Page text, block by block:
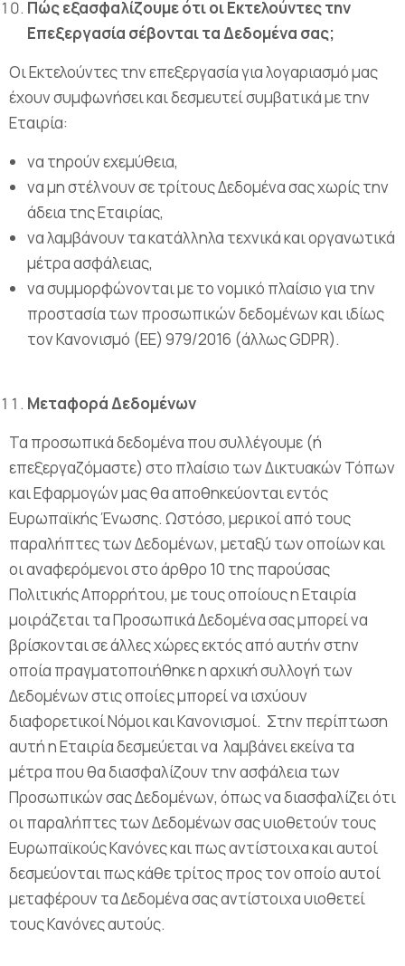
Πώς εξασφαλίζουμε ότι οι Εκτελούντες την
Επεξεργασία σέβονται τα Δεδομένα σας;
Οι Εκτελούντες την επεξεργασία για λογαριασμό μας
έχουν συμφωνήσει και δεσμευτεί συμβατικά με την
Εταιρία:
να τηρούν εχεμύθεια,
να μη στέλνουν σε τρίτους Δεδομένα σας χωρίς την
άδεια της Εταιρίας,
να λαμβάνουν τα κατάλληλα τεχνικά και οργανωτικά
μέτρα ασφάλειας,
να συμμορφώνονται με το νομικό πλαίσιο για την
προστασία των προσωπικών δεδομένων και ιδίως
τον Κανονισμό (ΕΕ) 979/2016 (άλλως GDPR).
Μεταφορά Δεδομένων
Τα προσωπικά δεδομένα που συλλέγουμε (ή
επεξεργαζόμαστε) στο πλαίσιο των Δικτυακών Τόπων
και Εφαρμογών μας θα αποθηκεύονται εντός
Ευρωπαϊκής Ένωσης. Ωστόσο, μερικοί από τους
παραλήπτες των Δεδομένων, μεταξύ των οποίων και
οι αναφερόμενοι στο άρθρο 10 της παρούσας
Πολιτικής Απορρήτου, με τους οποίους η Εταιρία
μοιράζεται τα Προσωπικά Δεδομένα σας μπορεί να
βρίσκονται σε άλλες χώρες εκτός από αυτήν στην
οποία πραγματοποιήθηκε η αρχική συλλογή των
Δεδομένων στις οποίες μπορεί να ισχύουν
διαφορετικοί Νόμοι και Κανονισμοί. Στην περίπτωση
αυτή η Εταιρία δεσμεύεται να λαμβάνει εκείνα τα
μέτρα που θα διασφαλίζουν την ασφάλεια των
Προσωπικών σας Δεδομένων, όπως να διασφαλίζει ότι
οι παραλήπτες των Δεδομένων σας υιοθετούν τους
Ευρωπαϊκούς Κανόνες και πως αντίστοιχα και αυτοί
δεσμεύονται πως κάθε τρίτος προς τον οποίο αυτοί
μεταφέρουν τα Δεδομένα σας αντίστοιχα υιοθετεί
τους Κανόνες αυτούς.